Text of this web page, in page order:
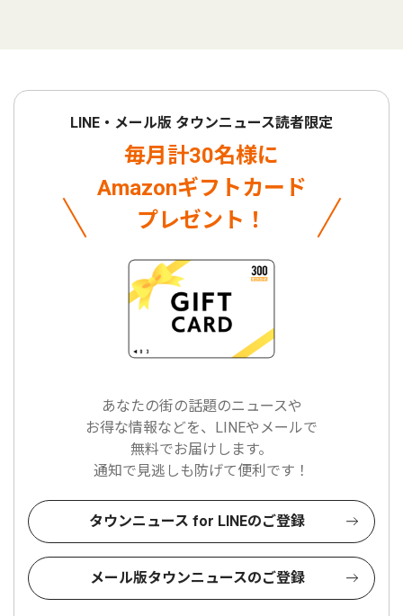
LINE・メール版 タウンニュース読者限定
毎月計30名様に
Amazonギフトカード
プレゼント！
あなたの街の話題のニュースや
お得な情報などを、LINEやメールで
無料でお届けします。
通知で見逃しも防げて便利です！
タウンニュース for LINEのご登録
メール版タウンニュースのご登録